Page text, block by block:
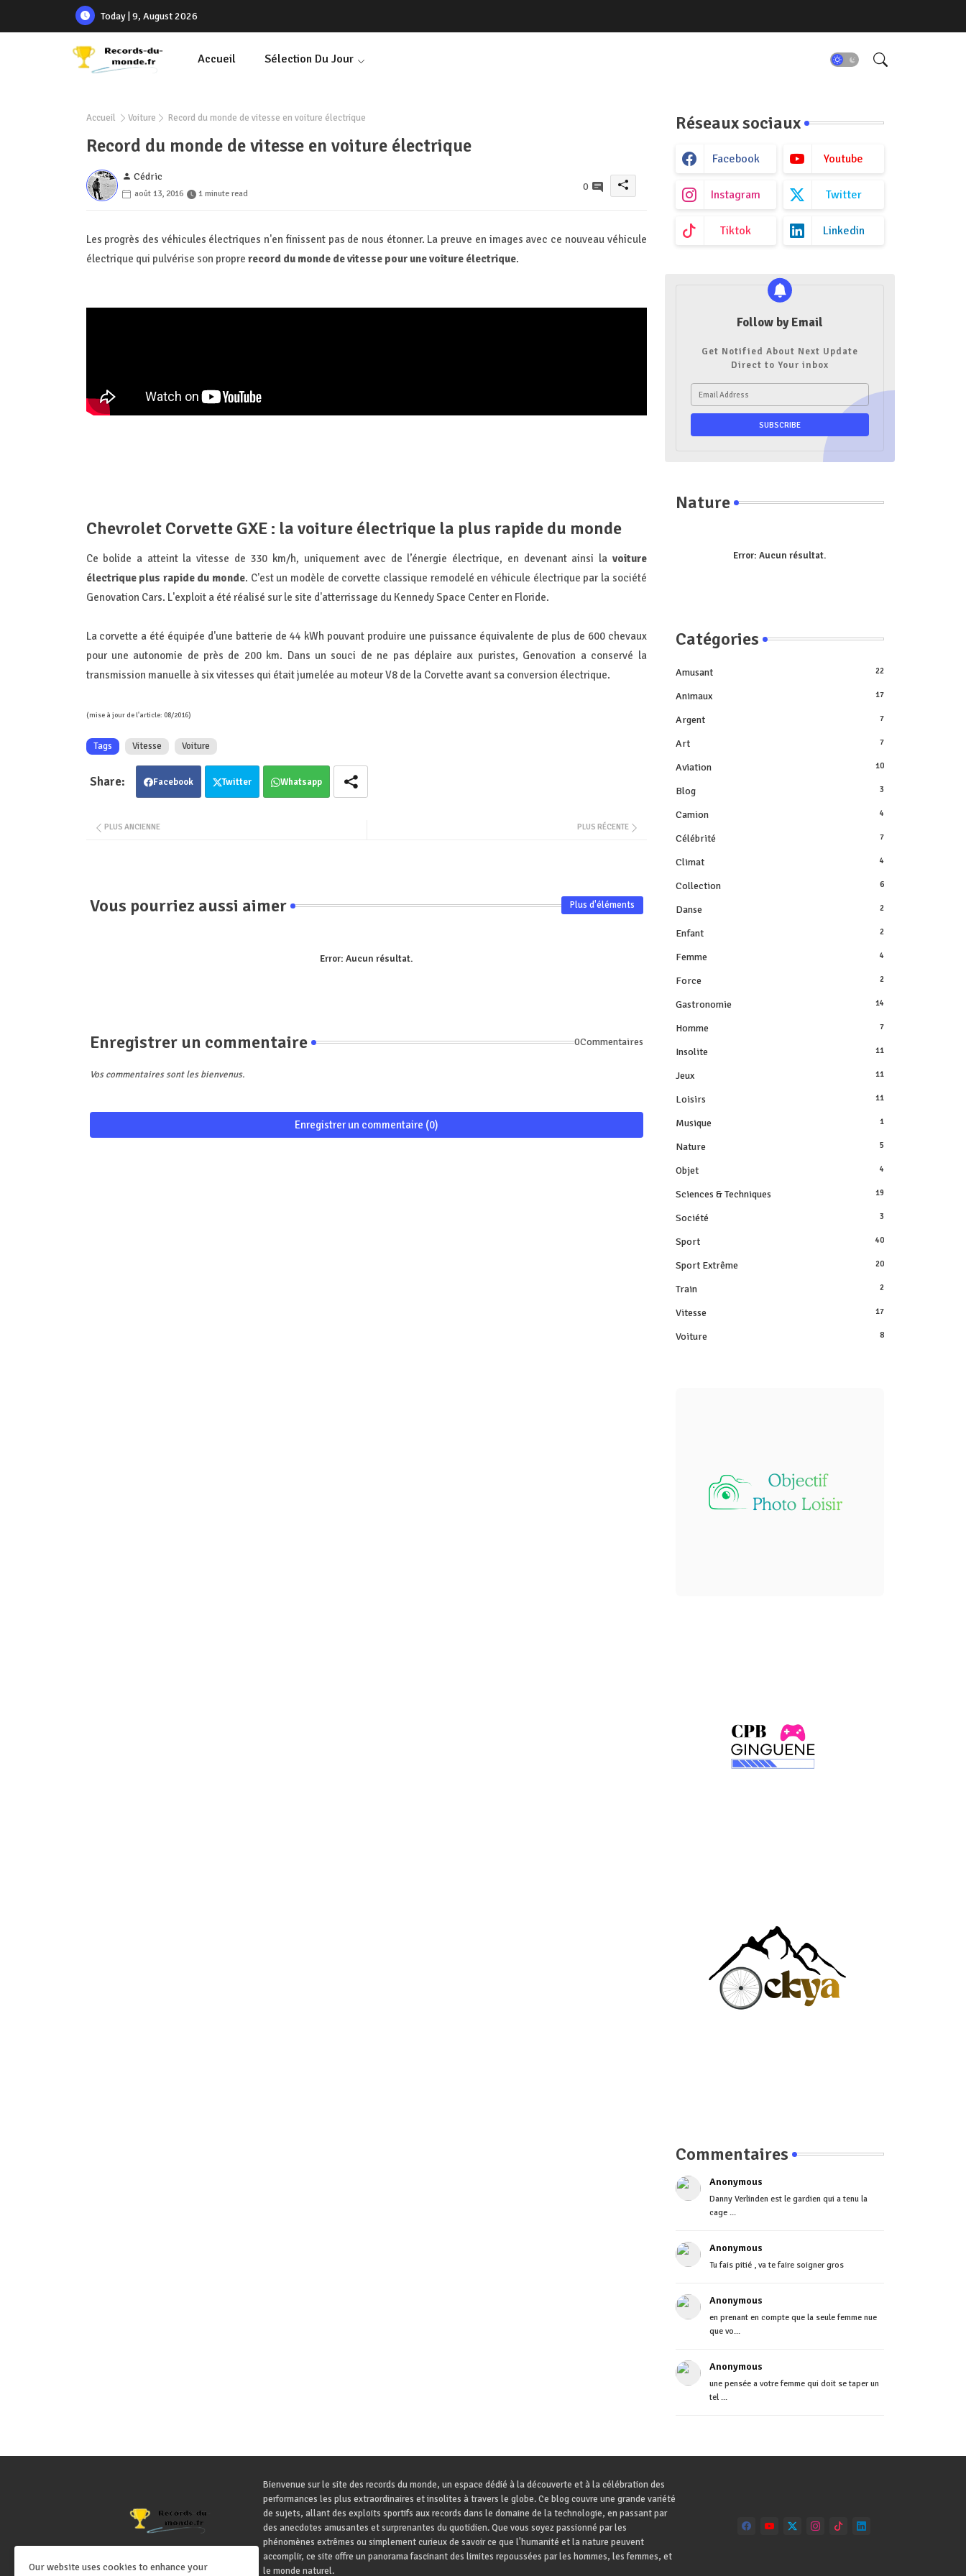
Today | 9, August 2026
Accueil Sélection Du Jour
Accueil Voiture Record du monde de vitesse en voiture électrique
Record du monde de vitesse en voiture électrique
Cédric
août 13, 2016 1 minute read
0
Les progrès des véhicules électriques n'en finissent pas de nous étonner. La preuve en images avec ce nouveau véhicule
électrique qui pulvérise son propre record du monde de vitesse pour une voiture électrique.
Chevrolet Corvette GXE : la voiture électrique la plus rapide du monde
Ce bolide a atteint la vitesse de 330 km/h, uniquement avec de l’énergie électrique, en devenant ainsi la voiture
électrique plus rapide du monde. C'est un modèle de corvette classique remodelé en véhicule électrique par la société
Genovation Cars. L'exploit a été réalisé sur le site d'atterrissage du Kennedy Space Center en Floride.
La corvette a été équipée d'une batterie de 44 kWh pouvant produire une puissance équivalente de plus de 600 chevaux
pour une autonomie de près de 200 km. Dans un souci de ne pas déplaire aux puristes, Genovation a conservé la
transmission manuelle à six vitesses qui était jumelée au moteur V8 de la Corvette avant sa conversion électrique.
(mise à jour de l'article: 08/2016)
Tags Vitesse Voiture
Facebook Twitter Whatsapp
PLUS RÉCENTE
PLUS ANCIENNE
Vous pourriez aussi aimer Plus d'éléments
Error: Aucun résultat.
Enregistrer un commentaire 0Commentaires
Vos commentaires sont les bienvenus.
Enregistrer un commentaire (0)
Réseaux sociaux
Facebook Youtube
Instagram Twitter
Tiktok Linkedin
Follow by Email
Get Notified About Next Update
Direct to Your inbox
Nature
Error: Aucun résultat.
Catégories
Amusant 22
Animaux 17
Argent 7
Art 7
Aviation 10
Blog 3
Camion 4
Célébrité 7
Climat 4
Collection 6
Danse 2
Enfant 2
Femme 4
Force 2
Gastronomie 14
Homme 7
Insolite 11
Jeux 11
Loisirs 11
Musique 1
Nature 5
Objet 4
Sciences & Techniques 19
Société 3
Sport 40
Sport Extrême 20
Train 2
Vitesse 17
Voiture 8
Commentaires
Anonymous
Danny Verlinden est le gardien qui a tenu la
cage ...
Anonymous
Tu fais pitié , va te faire soigner gros
Anonymous
en prenant en compte que la seule femme nue
que vo...
Anonymous
une pensée a votre femme qui doit se taper un
tel ...
Bienvenue sur le site des records du monde, un espace dédié à la découverte et à la célébration des
performances les plus extraordinaires et insolites à travers le globe. Ce blog couvre une grande variété
de sujets, allant des exploits sportifs aux records dans le domaine de la technologie, en passant par
des anecdotes amusantes et surprenantes du quotidien. Que vous soyez passionné par les
phénomènes extrêmes ou simplement curieux de savoir ce que l'humanité et la nature peuvent
accomplir, ce site offre un panorama fascinant des limites repoussées par les hommes, les femmes, et
le monde naturel.
Our website uses cookies to enhance your